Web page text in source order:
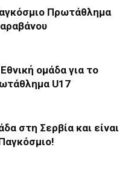
Πρωτάθλημα
ομάδα για το
U17
στη Σερβία και είναι